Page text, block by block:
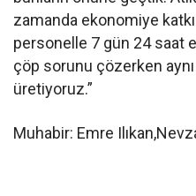
zamanda ekonomiye
personelle 7 gün 24 saat
çöp sorunu çözerken
üretiyoruz.”
Muhabir: Emre